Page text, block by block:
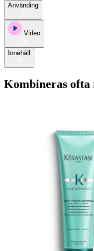
Använding
Video
Innehåll
Kombineras ofta